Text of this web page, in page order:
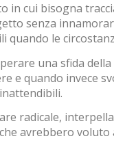
in cui bisogna
senza
quando le
una sfida
e quando invece
radicale,
avrebbero